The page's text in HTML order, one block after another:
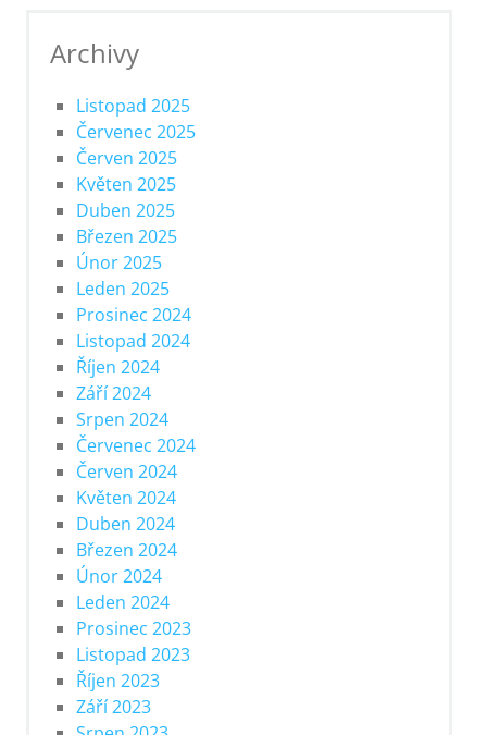
Archivy
Listopad 2025
Červenec 2025
Červen 2025
Květen 2025
Duben 2025
Březen 2025
Únor 2025
Leden 2025
Prosinec 2024
Listopad 2024
Říjen 2024
Září 2024
Srpen 2024
Červenec 2024
Červen 2024
Květen 2024
Duben 2024
Březen 2024
Únor 2024
Leden 2024
Prosinec 2023
Listopad 2023
Říjen 2023
Září 2023